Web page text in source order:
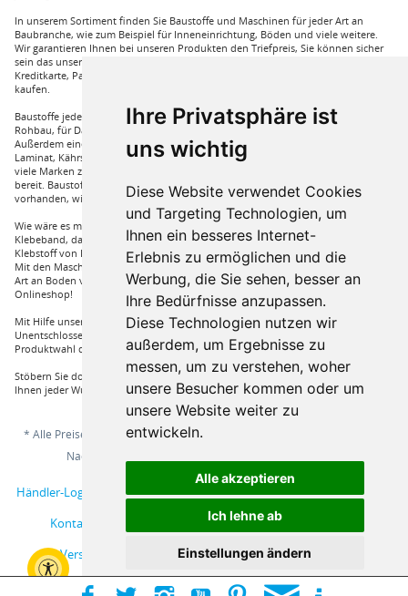
Ihre Privatsphäre ist
uns wichtig
Diese Website verwendet Cookies
und Targeting Technologien, um
Ihnen ein besseres Internet-
Erlebnis zu ermöglichen und die
Werbung, die Sie sehen, besser an
Ihre Bedürfnisse anzupassen.
Diese Technologien nutzen wir
außerdem, um Ergebnisse zu
messen, um zu verstehen, woher
unsere Besucher kommen oder um
unsere Website weiter zu
entwickeln.
Alle akzeptieren
Ich lehne ab
Einstellungen ändern
In unserem Sortiment finden Sie Baustoffe und Maschinen für jeder Art an
Baubranche, wie zum Beispiel für Inneneinrichtung, Böden und viele weitere.
Wir garantieren Ihnen bei unseren Produkten den Triefpreis, Sie können sicher
sein das unsere Preisangebote die besten sind. Sie können bei uns mit
Kreditkarte, Paypal und auch mit Vorkasse bei uns auf Rechnung Baustoffe
kaufen.
Baustoffe jeder Art die sie für ihren Haus benötigen, wie beispielsweise für den
Rohbau, für Dämmungen für ihr Haus und für den Innenausbau. Wir führen
Außerdem eine große Auswahl an Bodenbelägen wie GUNREBEN Parkett, JOKA
Laminat, Kährs Parkett, Pardor Laminat, PCV Boden der Marke Wefloor und
viele Marken zu Fliesen, hierzu steht unser Service Team aus Fachprofis zur Hilfe
bereit. Baustoffe für den Außenbereich haben wir ebenso in unserem Sortiment
vorhanden, wie Dachfenster, Gartenhäuser und auch diverse Zäune.
Wie wäre es mit Klebstoffe von Uzin, wie zum Beispiel das Aluminium
Klebeband, dass Sie auch bei hoher Hitze einsetzen können oder auch ein
Klebstoff von Bona, dass für verkleben von Massivholzdielen in Einsatz kommt.
Mit den Maschinen von Wolff und Janser können sie im Handumdrehen jeder
Art an Boden verarbeiten. Vieles mehr an Marken und Artikel nur bei uns im
Onlineshop!
Mit Hilfe unserer Service Hotline sind Sie nur mit einem Anruf von ihrer
Unentschlossenheit erlöst und bekommen von einem Fachprofi die beste
Produktwahl die für sie relevant ist.
Stöbern Sie doch einfach durch unserem Sortiment und Sie werden sehen, dass
Ihnen jeder Wunsch erfüllt wird.
* Alle Preise inkl. gesetzl. Mehrwertsteuer zzgl.
Nachnahmegebühren, wenn nicht anders beschrieben
Händler-Login Musterbestellung Über uns
Hilfe / Support
Kontakt
Online-Streitschlichtungsplattform
Versand und Zahlungsbedingungen
Impressum
Widerrufsbelehrung
Datenschutzerklärung